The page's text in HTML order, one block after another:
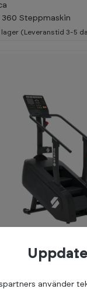
360 Steppmaskin
lager (Leveranstid 3-5
använder